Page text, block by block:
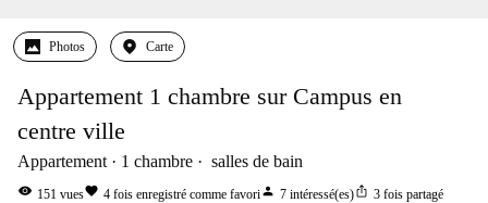
Photos Carte
Appartement 1 chambre sur Campus en
centre ville
Appartement 1 chambre salles de bain
visibility 151 vuesfavorite 4 fois enregistré comme favoriperson 7 intéressé(es)ios_share 3 fois partagé